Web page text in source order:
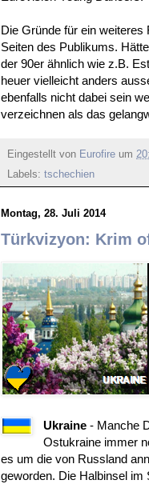
Die Gründe für ein weiteres
Seiten des Publikums.
der 90er ähnlich wie z.B.
heuer vielleicht anders
ebenfalls nicht dabei sein
verzeichnen als das
Eingestellt von Eurofire um
Labels: tschechien
Montag, 28. Juli 2014
Türkvizyon: Krim
Ukraine - Manche
Ostukraine immer
es um die von Russland
geworden. Die Halbinsel